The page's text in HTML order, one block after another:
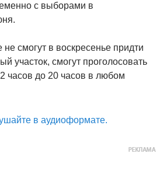
с выборами в
смогут в воскресенье придти
участок, смогут проголосовать
часов до 20 часов в любом
в аудиоформате.